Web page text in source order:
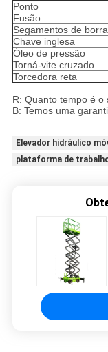
Ponto
Fusão
Segamentos de
Chave inglesa
Óleo de pressão
Torná-vite cruzado
Torcedora reta
R: Quanto tempo é
B: Temos uma
Elevador hidráulico
plataforma de